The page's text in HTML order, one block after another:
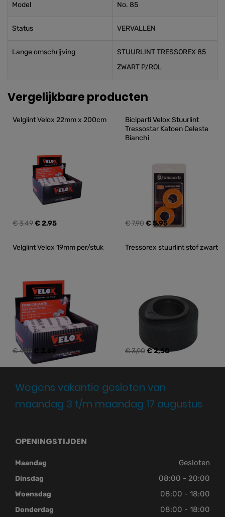
Model No. 85
Status VERVALLEN
Lange omschrijving
STUURLINT TRESSOREX 85
ZWART P/ROL
Vergelijkbare producten
Velglint Velox 22mm x 200cm
€ 3,49€ 2,95
Biciparti Velox Stuurlint
Tressostar Katoen Celeste
Bianchi
€ 7,90€ 5,95
Velglint Velox 19mm per/stuk
€ 4,10 € 3,69
Tressorex stuurlint stof zwart
€ 3,90€ 2,50
Wegens vakantie gesloten van
maandag 3 t/m maandag 17 augustus
OPENINGSTIJDEN
Maandag Gesloten
Dinsdag 08:00 - 20:00
Woensdag 08:00 - 18:00
Donderdag 08:00 - 18:00